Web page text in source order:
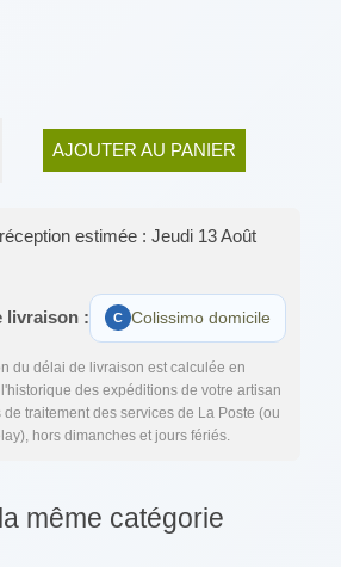
AJOUTER AU PANIER
estimée : Jeudi 13 Août
livraison : Colissimo domicile
du délai de livraison est calculée en
des expéditions de votre artisan
de traitement des services de La Poste (ou
hors dimanches et jours fériés.
même catégorie